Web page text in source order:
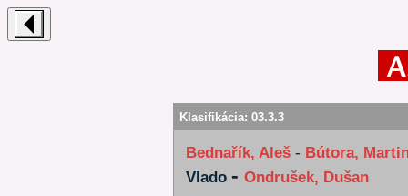
Klasifikácia: 03.3.3
Bednařík, Aleš - Bútora,
Vlado - Ondrušek, Dušan